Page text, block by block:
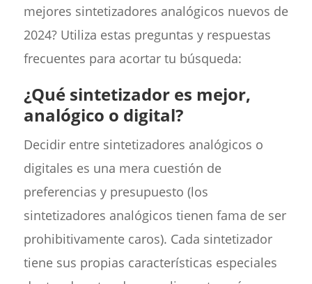
mejores sintetizadores analógicos nuevos de
2024? Utiliza estas preguntas y respuestas
frecuentes para acortar tu búsqueda:
¿Qué sintetizador es mejor,
analógico o digital?
Decidir entre sintetizadores analógicos o
digitales es una mera cuestión de
preferencias y presupuesto (los
sintetizadores analógicos tienen fama de ser
prohibitivamente caros). Cada sintetizador
tiene sus propias características especiales